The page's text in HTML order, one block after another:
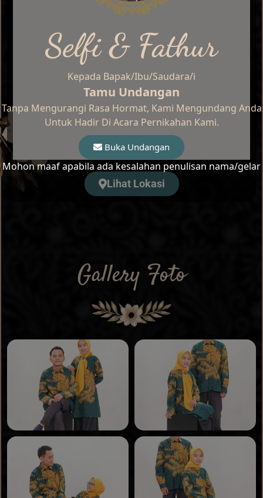
Lihat Lokasi
Gallery Foto
Selfi & Fathur
Kepada Bapak/Ibu/Saudara/i
Tamu Undangan
Tanpa Mengurangi Rasa Hormat, Kami Mengundang Anda
Untuk Hadir Di Acara Pernikahan Kami.
Buka Undangan
Mohon maaf apabila ada kesalahan penulisan nama/gelar